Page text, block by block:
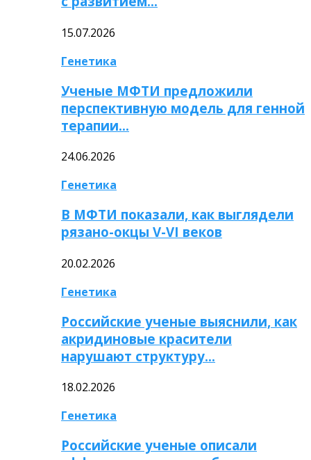
15.07.2026
Генетика
Ученые МФТИ предложили
перспективную модель для генной
терапии…
24.06.2026
Генетика
В МФТИ показали, как выглядели
рязано-окцы V-VI веков
20.02.2026
Генетика
Российские ученые выяснили, как
акридиновые красители
нарушают структуру…
18.02.2026
Генетика
Российские ученые описали